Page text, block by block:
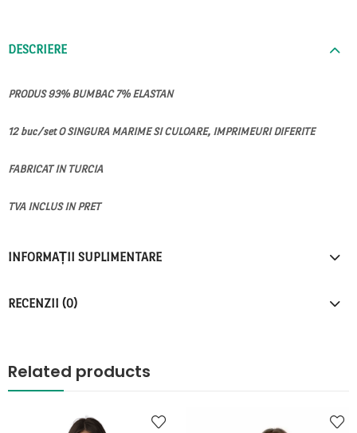
DESCRIERE
PRODUS 93% BUMBAC 7% ELASTAN
12 buc/set O SINGURA MARIME SI CULOARE, IMPRIMEURI DIFERITE
FABRICAT IN TURCIA
TVA INCLUS IN PRET
INFORMAȚII SUPLIMENTARE
RECENZII (0)
Related products